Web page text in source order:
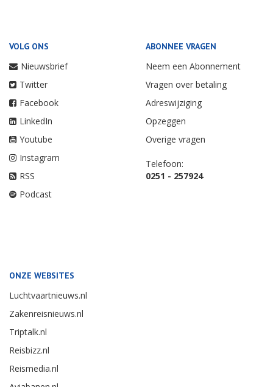
VOLG ONS
Nieuwsbrief
Twitter
Facebook
LinkedIn
Youtube
Instagram
RSS
Podcast
ABONNEE VRAGEN
Neem een Abonnement
Vragen over betaling
Adreswijziging
Opzeggen
Overige vragen
Telefoon:
0251 - 257924
ONZE WEBSITES
Luchtvaartnieuws.nl
Zakenreisnieuws.nl
Triptalk.nl
Reisbizz.nl
Reismedia.nl